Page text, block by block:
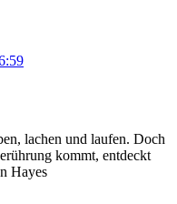
lachen und laufen. Doch
kommt, entdeckt
Hayes